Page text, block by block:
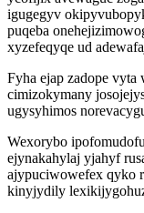
igugegyv
puqeba
xyzefeqyqe ud
Fyha ejap zadope
cimizokymany
ugysyhimos
Wexorybo
ejynakahylaj yjahyf
ajypuciwowefex qyko
kinyjydily